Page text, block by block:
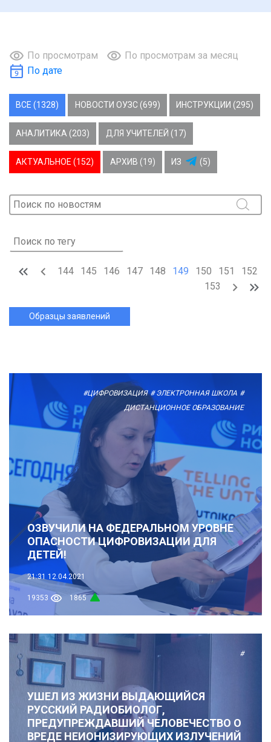
По просмотрам
По просмотрам за месяц
По дате
ВСЕ (1328) НОВОСТИ ОУЗС (699) ИНСТРУКЦИИ (295)
АНАЛИТИКА (203) ДЛЯ УЧИТЕЛЕЙ (17)
АКТУАЛЬНОЕ (152) АРХИВ (19) ИЗ (5)
144 145 146 147 148 149 150 151
152
153
Образцы заявлений
#ЦИФРОВИЗАЦИЯ # ЭЛЕКТРОННАЯ ШКОЛА #
ДИСТАНЦИОННОЕ ОБРАЗОВАНИЕ
ОЗВУЧИЛИ НА ФЕДЕРАЛЬНОМ УРОВНЕ
ОПАСНОСТИ ЦИФРОВИЗАЦИИ ДЛЯ
ДЕТЕЙ!
21:31 12.04.2021
19353 1865
#
УШЕЛ ИЗ ЖИЗНИ ВЫДАЮЩИЙСЯ
РУССКИЙ РАДИОБИОЛОГ,
ПРЕДУПРЕЖДАВШИЙ ЧЕЛОВЕЧЕСТВО О
ВРЕДЕ НЕИОНИЗИРУЮЩИХ ИЗЛУЧЕНИЙ